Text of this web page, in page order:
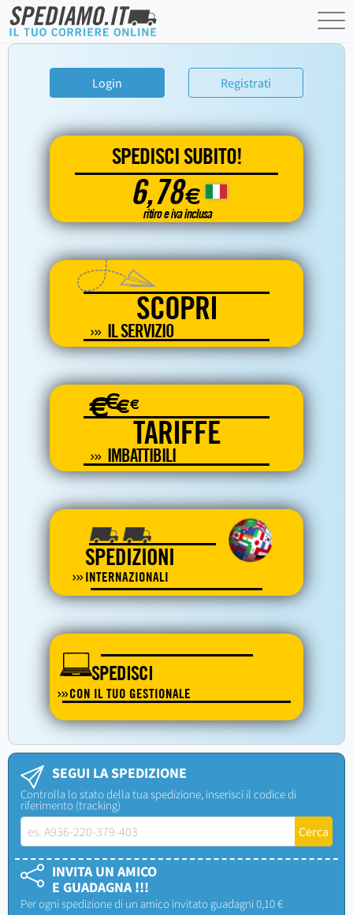
Login Registrati
SPEDISCI SUBITO!
6,78€
ritiro e iva inclusa
SCOPRI
IL SERVIZIO
€€€€
TARIFFE
IMBATTIBILI
SPEDIZIONI
INTERNAZIONALI
SPEDISCI
CON IL TUO GESTIONALE
SEGUI LA SPEDIZIONE
Controlla lo stato della tua spedizione, inserisci il codice di
riferimento (tracking)
INVITA UN AMICO
E GUADAGNA !!!
Per ogni spedizione di un amico invitato guadagni 0,10 €